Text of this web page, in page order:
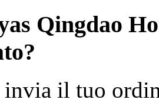
Qingdao
invia il tuo